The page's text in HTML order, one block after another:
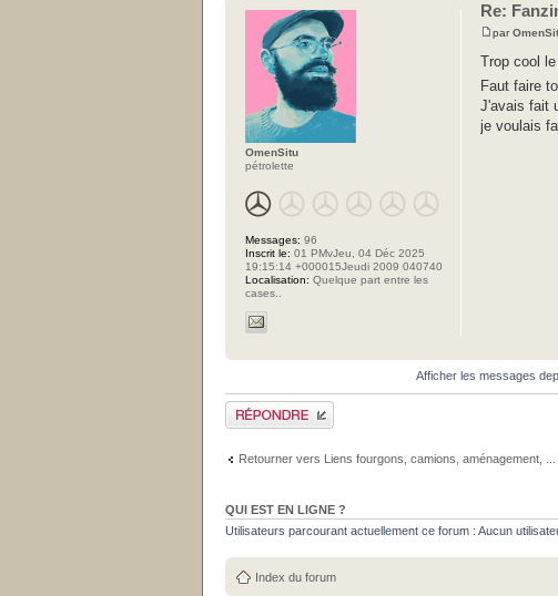
Re:
par
Trop cool
Faut faire
J'avais fait
je voulais
OmenSitu
pétrolette
Messages: 96
Inscrit le: 01 PMvJeu, 04 Déc 2025
19:15:14 +000015Jeudi 2009 040740
Localisation: Quelque part entre les
cases..
Afficher les messages
Publier une réponse
Retourner vers Liens fourgons, camions, aménagement, ...
QUI EST EN LIGNE ?
Utilisateurs parcourant actuellement ce forum : Aucun
Index du forum